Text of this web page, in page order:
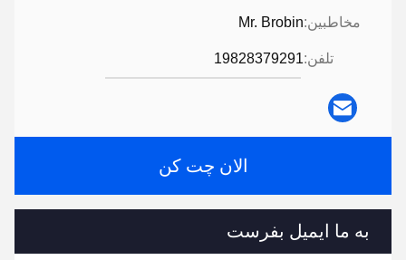
مخاطبین:Mr. Brobin
تلفن:19828379291
الان چت کن
به ما ایمیل بفرست